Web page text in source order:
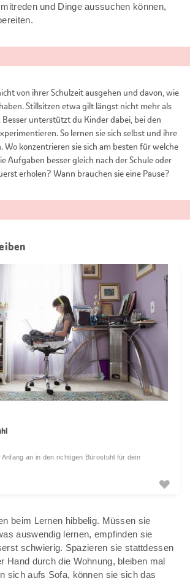
und Dinge aussuchen können,
von ihrer Schulzeit ausgehen und davon, wie
Stillsitzen etwa gilt längst nicht mehr als
Besser unterstützt du Kinder dabei, bei den
So lernen sie sich selbst und ihre
Wo konzentrieren sie sich am besten für welche
Aufgaben besser gleich nach der Schule oder
erholen? Wann brauchen sie eine Pause?
an in den richtigen Bürostuhl für dein
beim Lernen hibbelig. Müssen sie
auswendig lernen, empfinden sie
schwierig. Spazieren sie stattdessen
Hand durch die Wohnung, bleiben mal
sich aufs Sofa, können sie sich das